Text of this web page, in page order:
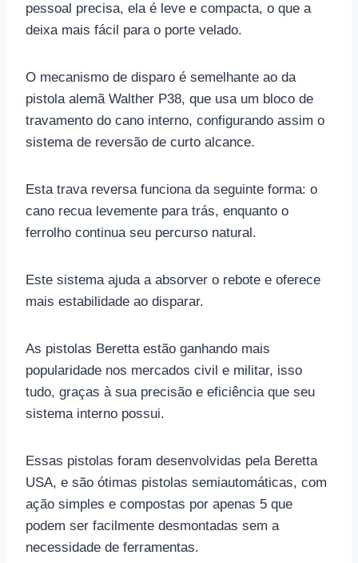
pessoal precisa, ela é leve e compacta, o que a
deixa mais fácil para o porte velado.
O mecanismo de disparo é semelhante ao da
pistola alemã Walther P38, que usa um bloco de
travamento do cano interno, configurando assim o
sistema de reversão de curto alcance.
Esta trava reversa funciona da seguinte forma: o
cano recua levemente para trás, enquanto o
ferrolho continua seu percurso natural.
Este sistema ajuda a absorver o rebote e oferece
mais estabilidade ao disparar.
As pistolas Beretta estão ganhando mais
popularidade nos mercados civil e militar, isso
tudo, graças à sua precisão e eficiência que seu
sistema interno possui.
Essas pistolas foram desenvolvidas pela Beretta
USA, e são ótimas pistolas semiautomáticas, com
ação simples e compostas por apenas 5 que
podem ser facilmente desmontadas sem a
necessidade de ferramentas.